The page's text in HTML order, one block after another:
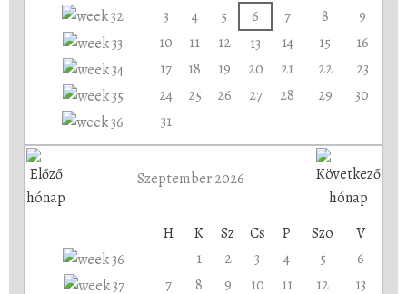
3
4 5 6 7 8
9
10
11 12 13 14 15
16
17
18 19 20 21 22
23
24
25 26 27 28 29
30
31
Szeptember 2026
H K Sz Cs P Szo
V
1
2 3 4 5
6
7
8 9 10 11 12
13